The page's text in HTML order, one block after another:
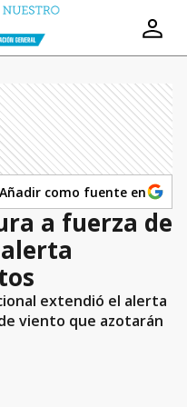
Añadir como fuente en
a fuerza de
extendió el alerta
viento que azotarán